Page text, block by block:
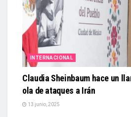
INTERNACIONAL
Claudia Sheinbaum hace un
ola de ataques a Irán
13 junio, 2025